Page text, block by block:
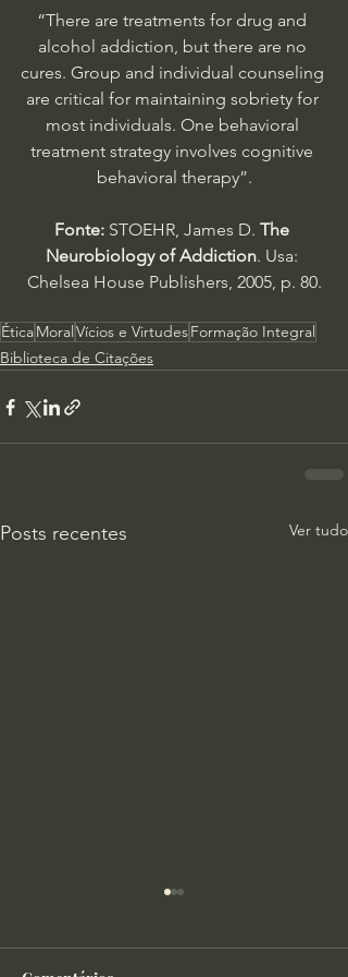
“There are treatments for drug and
alcohol addiction, but there are no
cures. Group and individual counseling
are critical for maintaining sobriety for
most individuals. One behavioral
treatment strategy involves cognitive
behavioral therapy”.
Fonte: STOEHR, James D. The
Neurobiology of Addiction. Usa:
Chelsea House Publishers, 2005, p. 80.
ÉticaMoralVícios e VirtudesFormação Integral
Biblioteca de Citações
Posts recentes Ver tudo